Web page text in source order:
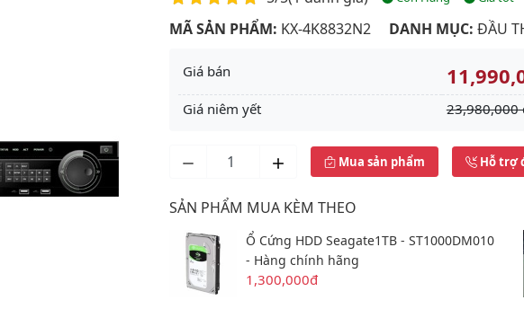
MÃ SẢN PHẨM: KX-4K8832N2 DANH MỤC: ĐẦU
Giá bán
Giá niêm yết 23,980,000
Mua sản phẩm Hỗ trợ
SẢN PHẨM MUA KÈM THEO
Ổ Cứng HDD Seagate1TB - ST1000DM010
- Hàng chính hãng
1,300,000đ